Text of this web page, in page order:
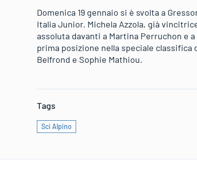
Domenica 19 gennaio si è svolta a
Italia Junior. Michela Azzola, già
assoluta davanti a Martina Perruchon e
prima posizione nella speciale classifica
Belfrond e Sophie Mathiou.
Tags
Sci Alpino